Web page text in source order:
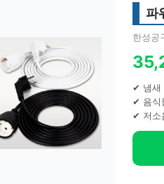
파
한성공
✔ 냄새
✔ 음식
✔ 저소